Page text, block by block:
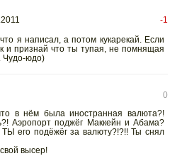
-1
я написал, а потом кукарекай. Если
и признай что ты тупая, не помнящая
Чудо-юдо)
0
в нём была иностранная валюта?!
Аэропорт поджёг Маккейн и Абама?
его подёжёг за валюту?!?!! Ты снял
высер!